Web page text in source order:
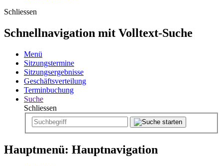
Schliessen
Schnellnavigation mit Volltext-Suche
Menü
Sitzungstermine
Sitzungsergebnisse
Geschäftsverteilung
Terminbuchung
Suche
Schliessen
Hauptmenü: Hauptnavigation